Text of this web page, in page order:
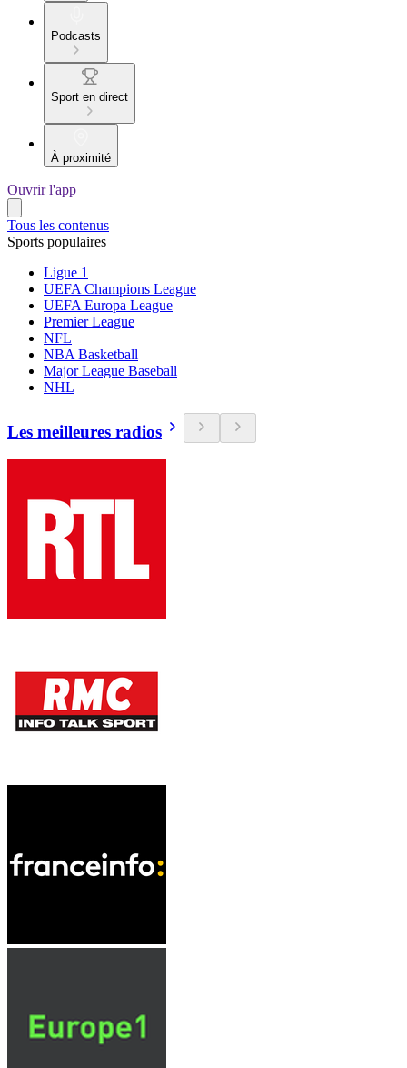
Podcasts
Sport en direct
À proximité
Ouvrir l'app
Tous les contenus
Sports populaires
Ligue 1
UEFA Champions League
UEFA Europa League
Premier League
NFL
NBA Basketball
Major League Baseball
NHL
Les meilleures radios